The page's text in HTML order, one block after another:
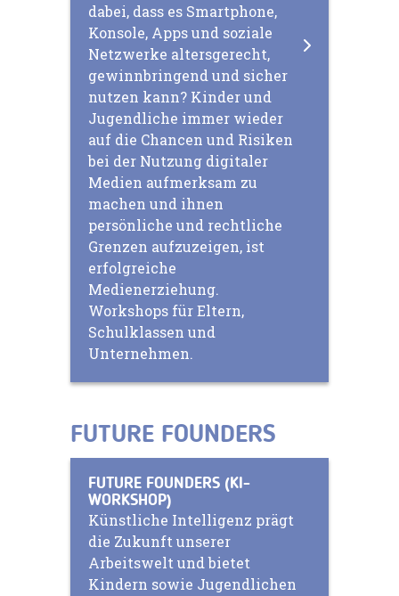
dabei, dass es Smartphone,
Konsole, Apps und soziale
Netzwerke altersgerecht,
gewinnbringend und sicher
nutzen kann? Kinder und
Jugendliche immer wieder
auf die Chancen und Risiken
bei der Nutzung digitaler
Medien aufmerksam zu
machen und ihnen
persönliche und rechtliche
Grenzen aufzuzeigen, ist
erfolgreiche
Medienerziehung.
Workshops für Eltern,
Schulklassen und
Unternehmen.
FUTURE FOUNDERS
FUTURE FOUNDERS (KI-
WORKSHOP)
Künstliche Intelligenz prägt
die Zukunft unserer
Arbeitswelt und bietet
Kindern sowie Jugendlichen